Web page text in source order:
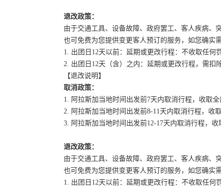
退改政策：
由于交通工具、设备故障、政府罢工、客人疾病、
也可免费为您提供变更客人预订的服务，如您确实
1. 出团日12天以前：延期或更改行程：不收取任何
2. 出团日12天（含）之内：延期或更改行程，需
【退改说明】
取消政策：
1. 阿拉斯加当地时间出发前7天内取消行程，收取
2. 阿拉斯加当地时间出发前8-11天内取消行程，收
3. 阿拉斯加当地时间出发前12-17天内取消行程，收
退改政策：
由于交通工具、设备故障、政府罢工、客人疾病、
也可免费为您提供变更客人预订的服务，如您确实
1. 出团日12天以前：延期或更改行程：不收取任何